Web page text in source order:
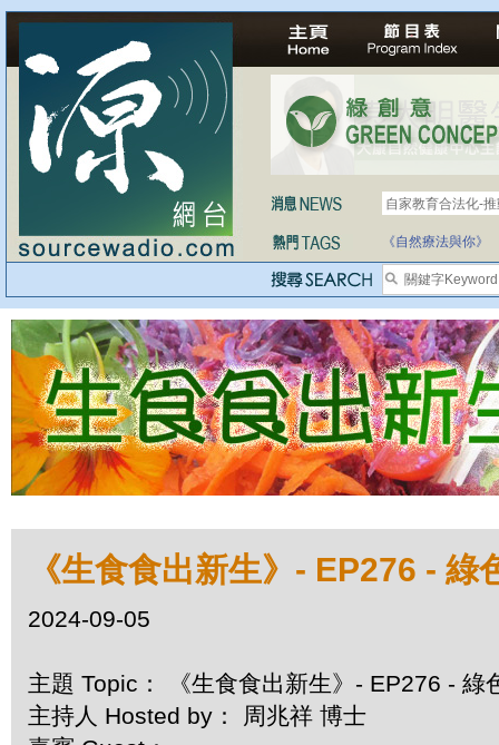
醫療有選擇，人人
《自然療法與你》
《生食食出新生》- EP276 - 綠
2024-09-05
主題 Topic： 《生食食出新生》- EP276 - 綠
主持人 Hosted by： 周兆祥 博士